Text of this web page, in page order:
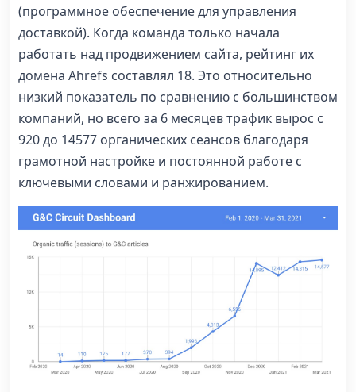
(программное обеспечение для управления
доставкой). Когда команда только начала
работать над продвижением сайта, рейтинг их
домена Ahrefs составлял 18. Это относительно
низкий показатель по сравнению с большинством
компаний, но всего за 6 месяцев трафик вырос с
920 до 14577 органических сеансов благодаря
грамотной настройке и постоянной работе с
ключевыми словами и ранжированием.